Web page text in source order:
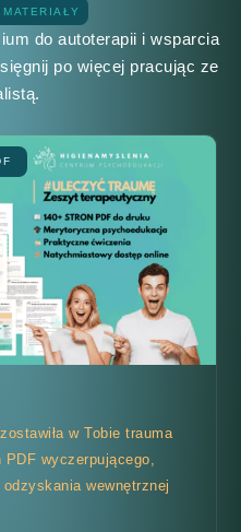
MATERIAŁY
do autoterapii i wsparcia
po więcej pracując ze
w Tobie trauma
PDF wyczerpującego,
wewnętrznej